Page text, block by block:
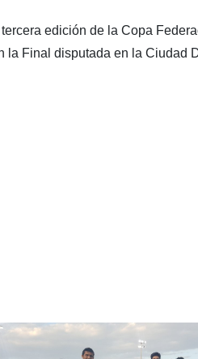
edición de la Copa
Final disputada en la Ciudad